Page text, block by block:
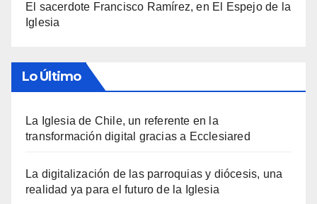
El sacerdote Francisco Ramírez, en El Espejo de la
Iglesia
Lo Último
La Iglesia de Chile, un referente en la
transformación digital gracias a Ecclesiared
La digitalización de las parroquias y diócesis, una
realidad ya para el futuro de la Iglesia